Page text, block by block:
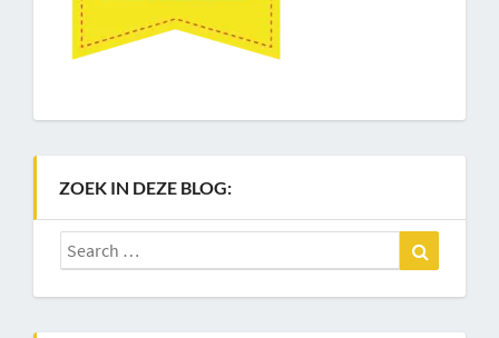
ZOEK IN DEZE BLOG:
Search
for: